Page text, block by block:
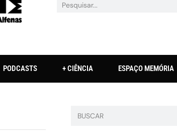
PODCASTS + CIÊNCIA ESPAÇO MEMÓRIA